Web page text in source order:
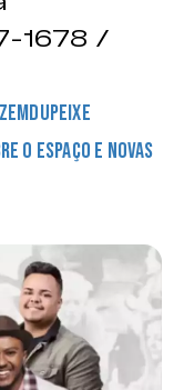
1678 /
o espaço e novas